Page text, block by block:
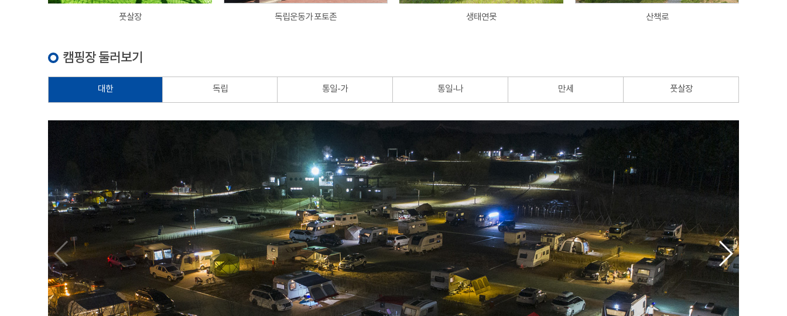
풋살장 독립운동가 포토존 생태연못 산책로
캠핑장 둘러보기
대한 독립 통일-가 통일-나 만세 풋살장